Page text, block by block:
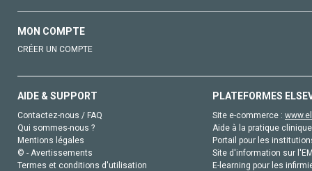
MON COMPTE
CRÉER UN COMPTE
AIDE & SUPPORT
Contactez-nous / FAQ
Qui sommes-nous ?
Mentions légales
© - Avertissements
Termes et conditions d'utilisation
PLATEFORMES
Site e-commerce :
Aide à la pratique
Portail pour les
Site d'information sur
E-learning pour les